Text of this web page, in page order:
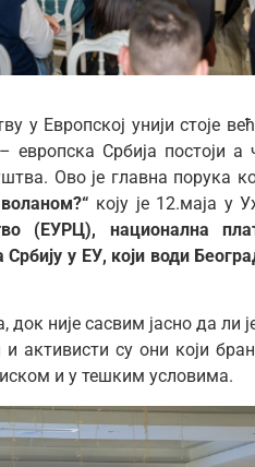
у Европској унији стоје
Србија постоји а
Ово је главна порука
коју је 12.маја у
(ЕУРЦ), национална
у ЕУ, који води
док није сасвим јасно да
активисти су они који
и у тешким условима.